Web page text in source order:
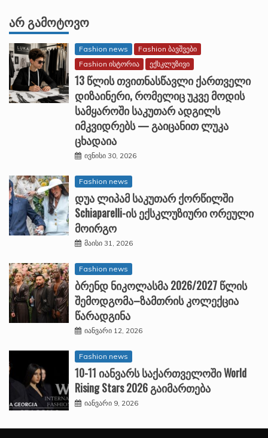
ᲐᲠ ᲒᲐᲛᲝᲢᲝᲕᲝ
Fashion news
Fashion ბავშვები
Fashion ისტორია
ექსკლუზივი
13 წლის თვითნასწავლი ქართველი
დიზაინერი, რომელიც უკვე მოდის
სამყაროში საკუთარ ადგილს
იმკვიდრებს — გაიცანით ლუკა
ცხადაია
ივნისი 30, 2026
Fashion news
დუა ლიპამ საკუთარ ქორწილში
Schiaparelli-ის ექსკლუზიური ორეული
მოირგო
მაისი 31, 2026
Fashion news
ბრენდ ნიკოლასმა 2026/2027 წლის
შემოდგომა–ზამთრის კოლექცია
წარადგინა
იანვარი 12, 2026
Fashion news
10-11 იანვარს საქართველოში World
Rising Stars 2026 გაიმართება
იანვარი 9, 2026